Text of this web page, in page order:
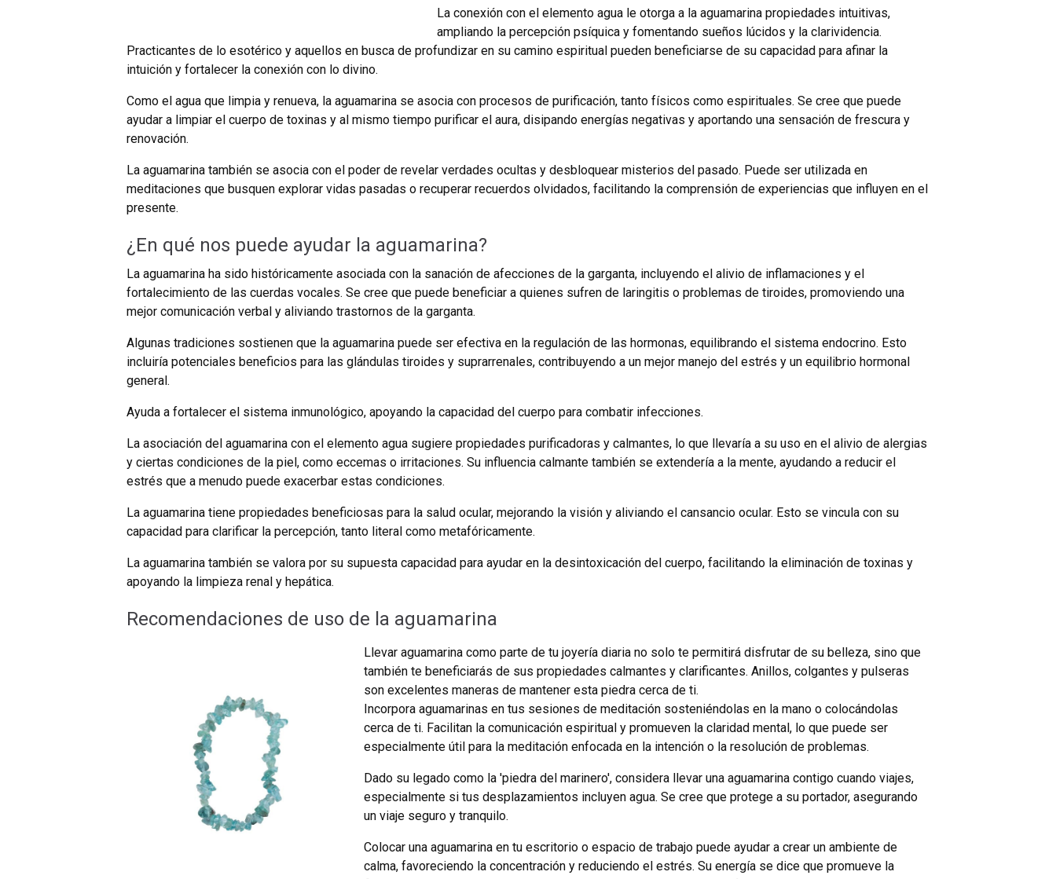
La conexión con el elemento agua le otorga a la aguamarina propiedades intuitivas,
ampliando la percepción psíquica y fomentando sueños lúcidos y la clarividencia.
Practicantes de lo esotérico y aquellos en busca de profundizar en su camino espiritual pueden beneficiarse de su capacidad para afinar la
intuición y fortalecer la conexión con lo divino.
Como el agua que limpia y renueva, la aguamarina se asocia con procesos de purificación, tanto físicos como espirituales. Se cree que puede
ayudar a limpiar el cuerpo de toxinas y al mismo tiempo purificar el aura, disipando energías negativas y aportando una sensación de frescura y
renovación.
La aguamarina también se asocia con el poder de revelar verdades ocultas y desbloquear misterios del pasado. Puede ser utilizada en
meditaciones que busquen explorar vidas pasadas o recuperar recuerdos olvidados, facilitando la comprensión de experiencias que influyen en el
presente.
¿En qué nos puede ayudar la aguamarina?
La aguamarina ha sido históricamente asociada con la sanación de afecciones de la garganta, incluyendo el alivio de inflamaciones y el
fortalecimiento de las cuerdas vocales. Se cree que puede beneficiar a quienes sufren de laringitis o problemas de tiroides, promoviendo una
mejor comunicación verbal y aliviando trastornos de la garganta.
Algunas tradiciones sostienen que la aguamarina puede ser efectiva en la regulación de las hormonas, equilibrando el sistema endocrino. Esto
incluiría potenciales beneficios para las glándulas tiroides y suprarrenales, contribuyendo a un mejor manejo del estrés y un equilibrio hormonal
general.
Ayuda a fortalecer el sistema inmunológico, apoyando la capacidad del cuerpo para combatir infecciones.
La asociación del aguamarina con el elemento agua sugiere propiedades purificadoras y calmantes, lo que llevaría a su uso en el alivio de alergias
y ciertas condiciones de la piel, como eccemas o irritaciones. Su influencia calmante también se extendería a la mente, ayudando a reducir el
estrés que a menudo puede exacerbar estas condiciones.
La aguamarina tiene propiedades beneficiosas para la salud ocular, mejorando la visión y aliviando el cansancio ocular. Esto se vincula con su
capacidad para clarificar la percepción, tanto literal como metafóricamente.
La aguamarina también se valora por su supuesta capacidad para ayudar en la desintoxicación del cuerpo, facilitando la eliminación de toxinas y
apoyando la limpieza renal y hepática.
Recomendaciones de uso de la aguamarina
Llevar aguamarina como parte de tu joyería diaria no solo te permitirá disfrutar de su belleza, sino que
también te beneficiarás de sus propiedades calmantes y clarificantes. Anillos, colgantes y pulseras
son excelentes maneras de mantener esta piedra cerca de ti.
Incorpora aguamarinas en tus sesiones de meditación sosteniéndolas en la mano o colocándolas
cerca de ti. Facilitan la comunicación espiritual y promueven la claridad mental, lo que puede ser
especialmente útil para la meditación enfocada en la intención o la resolución de problemas.
Dado su legado como la 'piedra del marinero', considera llevar una aguamarina contigo cuando viajes,
especialmente si tus desplazamientos incluyen agua. Se cree que protege a su portador, asegurando
un viaje seguro y tranquilo.
Colocar una aguamarina en tu escritorio o espacio de trabajo puede ayudar a crear un ambiente de
calma, favoreciendo la concentración y reduciendo el estrés. Su energía se dice que promueve la